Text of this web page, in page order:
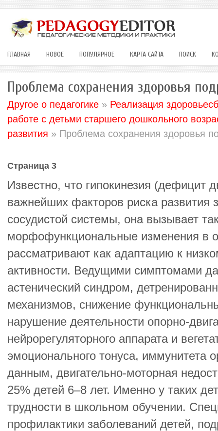
ГЛАВНАЯ НОВОЕ ПОПУЛЯРНОЕ КАРТА САЙТА ПОИСК
Проблема сохранения здоровья
Другое о педагогике » Реализация
работе с детьми старшего дошкольного
развития » Проблема сохранения здоровья
Страница 3
Известно, что гипокинезия (дефицит
важнейших факторов риска развития
сосудистой системы, она вызывает
морфофункциональные изменения в
рассматривают как адаптацию к
активности. Ведущими симптомами
астенический синдром,
механизмов, снижение
нарушение деятельности опорно-
нейрорегуляторного аппарата и
эмоционального тонуса, иммунитета
данным, двигательно-моторная
25% детей 6–8 лет. Именно у таких
трудности в школьном обучении.
профилактики заболеваний детей,